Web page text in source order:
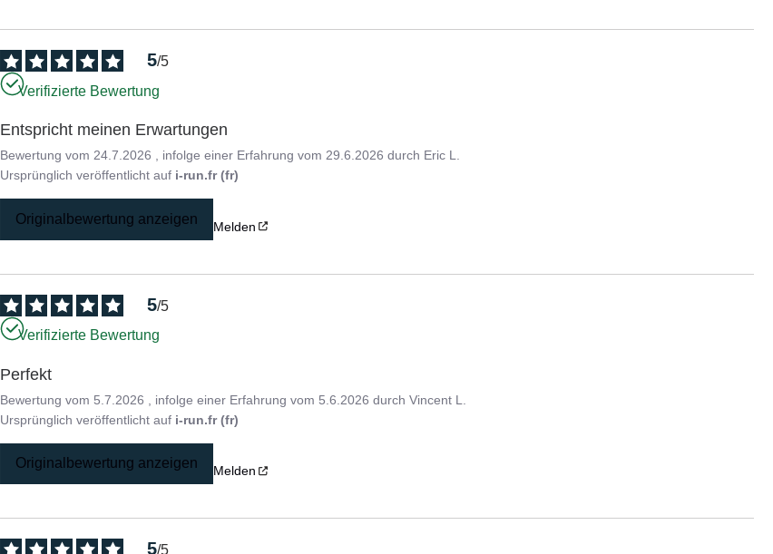
5/5
Verifizierte Bewertung
Entspricht meinen Erwartungen
Bewertung vom24.7.2026 , infolge einer Erfahrung vom29.6.2026 durch Eric L.
Ursprünglich veröffentlicht auf i-run.fr (fr)
Originalbewertung anzeigen Melden
5/5
Verifizierte Bewertung
Perfekt
Bewertung vom 5.7.2026 , infolge einer Erfahrung vom 5.6.2026 durchVincent L.
Ursprünglich veröffentlicht auf i-run.fr (fr)
Originalbewertung anzeigen Melden
5/5